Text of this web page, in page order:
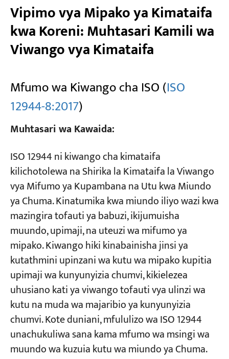
Vipimo vya Mipako ya Kimataifa
kwa Koreni: Muhtasari Kamili wa
Viwango vya Kimataifa
Mfumo wa Kiwango cha ISO (ISO
12944-8:2017)
Muhtasari wa Kawaida:
ISO 12944 ni kiwango cha kimataifa
kilichotolewa na Shirika la Kimataifa la Viwango
vya Mifumo ya Kupambana na Utu kwa Miundo
ya Chuma. Kinatumika kwa miundo iliyo wazi kwa
mazingira tofauti ya babuzi, ikijumuisha
muundo, upimaji, na uteuzi wa mifumo ya
mipako. Kiwango hiki kinabainisha jinsi ya
kutathmini upinzani wa kutu wa mipako kupitia
upimaji wa kunyunyizia chumvi, kikielezea
uhusiano kati ya viwango tofauti vya ulinzi wa
kutu na muda wa majaribio ya kunyunyizia
chumvi. Kote duniani, mfululizo wa ISO 12944
unachukuliwa sana kama mfumo wa msingi wa
muundo wa kuzuia kutu wa miundo ya Chuma.